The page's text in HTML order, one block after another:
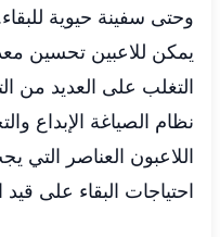
وحتى سفينة حيوية
يمكن للاعبين تحسين
التغلب على العديد من
نظام الصياغة الإبداع
اللاعبون العناصر
احتياجات البقاء على قيد